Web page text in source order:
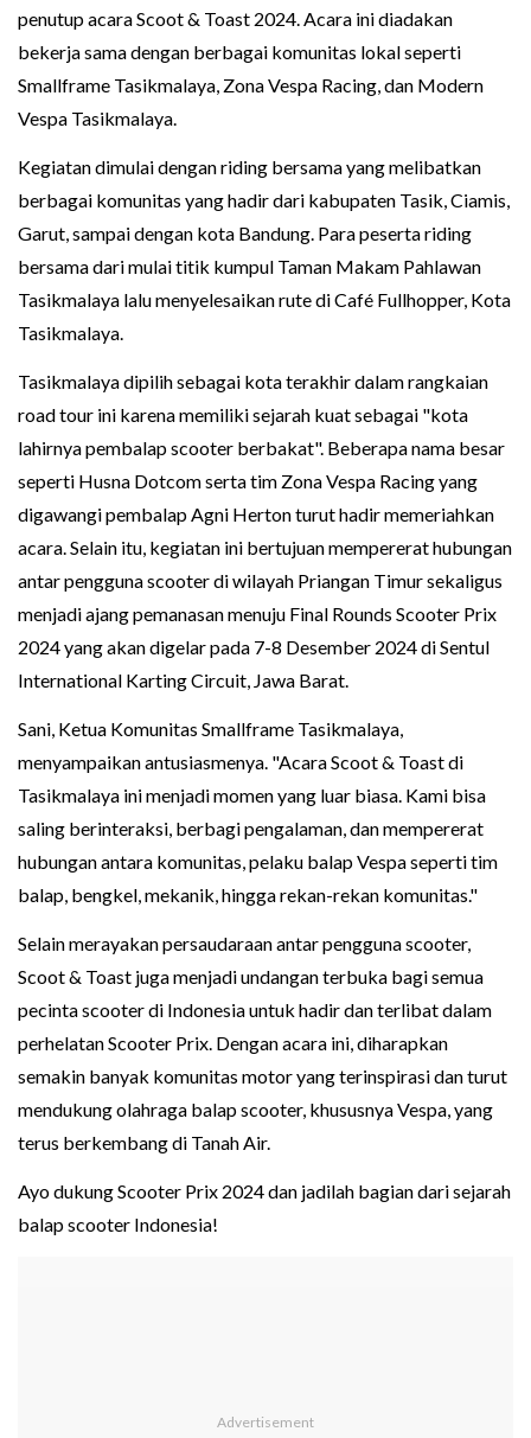
penutup acara Scoot & Toast 2024. Acara ini diadakan
bekerja sama dengan berbagai komunitas lokal seperti
Smallframe Tasikmalaya, Zona Vespa Racing, dan Modern
Vespa Tasikmalaya.
Kegiatan dimulai dengan riding bersama yang melibatkan
berbagai komunitas yang hadir dari kabupaten Tasik, Ciamis,
Garut, sampai dengan kota Bandung. Para peserta riding
bersama dari mulai titik kumpul Taman Makam Pahlawan
Tasikmalaya lalu menyelesaikan rute di Café Fullhopper, Kota
Tasikmalaya.
Tasikmalaya dipilih sebagai kota terakhir dalam rangkaian
road tour ini karena memiliki sejarah kuat sebagai "kota
lahirnya pembalap scooter berbakat". Beberapa nama besar
seperti Husna Dotcom serta tim Zona Vespa Racing yang
digawangi pembalap Agni Herton turut hadir memeriahkan
acara. Selain itu, kegiatan ini bertujuan mempererat hubungan
antar pengguna scooter di wilayah Priangan Timur sekaligus
menjadi ajang pemanasan menuju Final Rounds Scooter Prix
2024 yang akan digelar pada 7-8 Desember 2024 di Sentul
International Karting Circuit, Jawa Barat.
Sani, Ketua Komunitas Smallframe Tasikmalaya,
menyampaikan antusiasmenya. "Acara Scoot & Toast di
Tasikmalaya ini menjadi momen yang luar biasa. Kami bisa
saling berinteraksi, berbagi pengalaman, dan mempererat
hubungan antara komunitas, pelaku balap Vespa seperti tim
balap, bengkel, mekanik, hingga rekan-rekan komunitas."
Selain merayakan persaudaraan antar pengguna scooter,
Scoot & Toast juga menjadi undangan terbuka bagi semua
pecinta scooter di Indonesia untuk hadir dan terlibat dalam
perhelatan Scooter Prix. Dengan acara ini, diharapkan
semakin banyak komunitas motor yang terinspirasi dan turut
mendukung olahraga balap scooter, khususnya Vespa, yang
terus berkembang di Tanah Air.
Ayo dukung Scooter Prix 2024 dan jadilah bagian dari sejarah
balap scooter Indonesia!